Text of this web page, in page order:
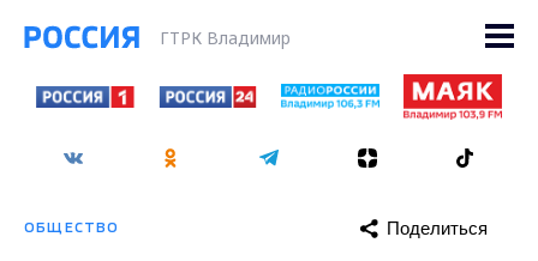
ГТРК Владимир
ОБЩЕСТВО Поделиться